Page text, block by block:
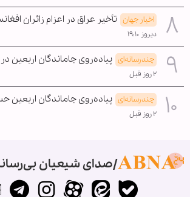
اخبار جهان تأخیر عراق در اعزام زائران
دیروز ۱۹:۱۰
چندرسانه‌ای پیاده‌روی جاماندگان اربعین
۲ روز قبل
چندرسانه‌ای پیاده‌روی جاماندگان اربعین
۲ روز قبل
صدای شیعیان